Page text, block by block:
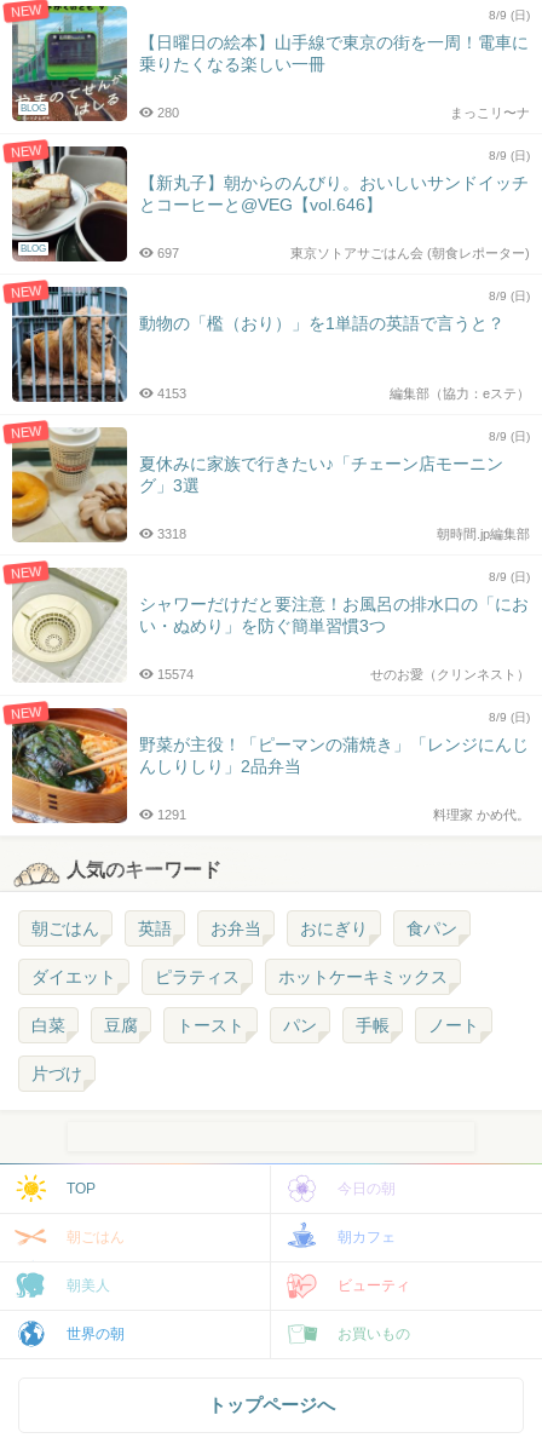
NEW
BLOG
8/9 (日)
【日曜日の絵本】山手線で東京の街を一周！電車に
乗りたくなる楽しい一冊
まっこリ〜ナ
280
NEW
BLOG
8/9 (日)
【新丸子】朝からのんびり。おいしいサンドイッチ
とコーヒーと@VEG【vol.646】
東京ソトアサごはん会 (朝食レポーター)
697
NEW 8/9 (日)
動物の「檻（おり）」を1単語の英語で言うと？
編集部（協力：eステ）
4153
NEW 8/9 (日)
夏休みに家族で行きたい♪「チェーン店モーニン
グ」3選
朝時間.jp編集部
3318
NEW 8/9 (日)
シャワーだけだと要注意！お風呂の排水口の「にお
い・ぬめり」を防ぐ簡単習慣3つ
せのお愛（クリンネスト）
15574
NEW 8/9 (日)
野菜が主役！「ピーマンの蒲焼き」「レンジにんじ
んしりしり」2品弁当
料理家 かめ代。
1291
人気のキーワード
朝ごはん 英語 お弁当 おにぎり 食パン
ダイエット ピラティス ホットケーキミックス
白菜 豆腐 トースト パン 手帳 ノート
片づけ
TOP 今日の朝
朝ごはん 朝カフェ
朝美人 ビューティ
世界の朝 お買いもの
トップページへ